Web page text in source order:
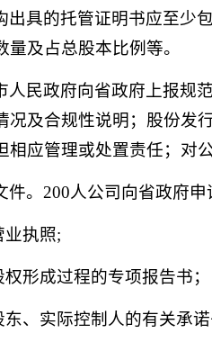
出具的托管证明书应至少
量及占总股本比例等。
人民政府向省政府上报
况及合规性说明；股份发
相应管理或处置责任；对
件。200人公司向省政府
业执照;
形成过程的专项报告书；
东、实际控制人的有关承